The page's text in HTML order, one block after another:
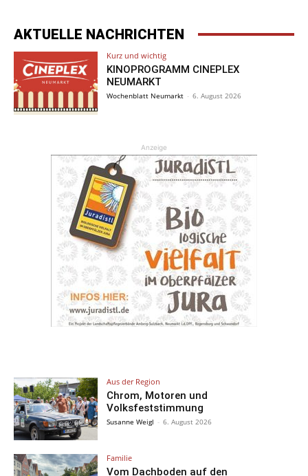
AKTUELLE NACHRICHTEN
Kurz und wichtig
KINOPROGRAMM CINEPLEX
NEUMARKT
Wochenblatt Neumarkt - 6. August 2026
Anzeige
Aus der Region
Chrom, Motoren und
Volksfeststimmung
Susanne Weigl - 6. August 2026
Familie
Vom Dachboden auf den